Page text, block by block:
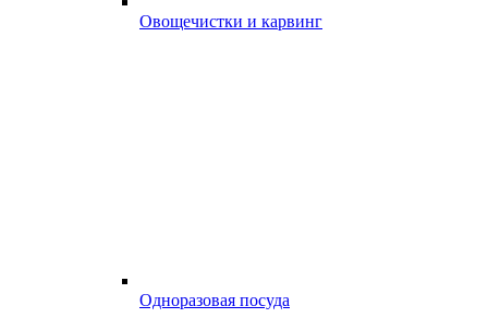
Овощечистки и карвинг
Одноразовая посуда